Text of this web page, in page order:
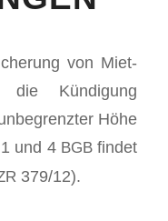
von Miet­
die Kündi­gung
Höhe
und 4 BGBfind­et
379/12).